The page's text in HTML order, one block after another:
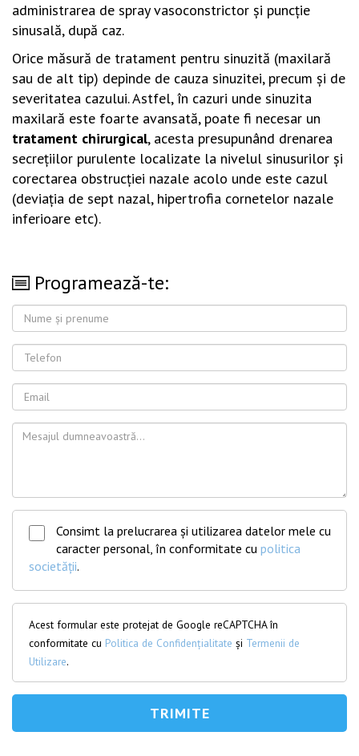
administrarea de spray vasoconstrictor şi puncţie
sinusală, după caz.
Orice măsură de tratament pentru sinuzită (maxilară
sau de alt tip) depinde de cauza sinuzitei, precum şi de
severitatea cazului. Astfel, în cazuri unde sinuzita
maxilară este foarte avansată, poate fi necesar un
tratament chirurgical, acesta presupunând drenarea
secreţiilor purulente localizate la nivelul sinusurilor şi
corectarea obstrucţiei nazale acolo unde este cazul
(deviaţia de sept nazal, hipertrofia cornetelor nazale
inferioare etc).
Programează-te:
Consimt la prelucrarea și utilizarea datelor mele cu
caracter personal, în conformitate cu politica
societății.
Acest formular este protejat de Google reCAPTCHA în
conformitate cu Politica de Confidențialitate și Termenii de
Utilizare.